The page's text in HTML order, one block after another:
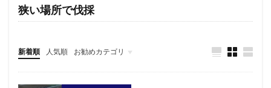
狭い場所で伐採
新着順 人気順 お勧めカテゴリ
未分類